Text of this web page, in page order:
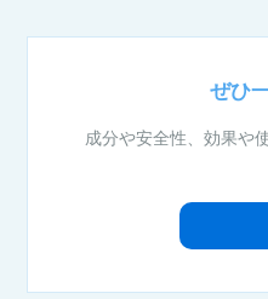
ぜひ
成分や安全性、効果や